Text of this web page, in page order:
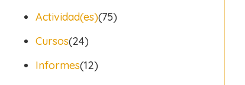
Actividad(es)(75)
Cursos(24)
Informes(12)